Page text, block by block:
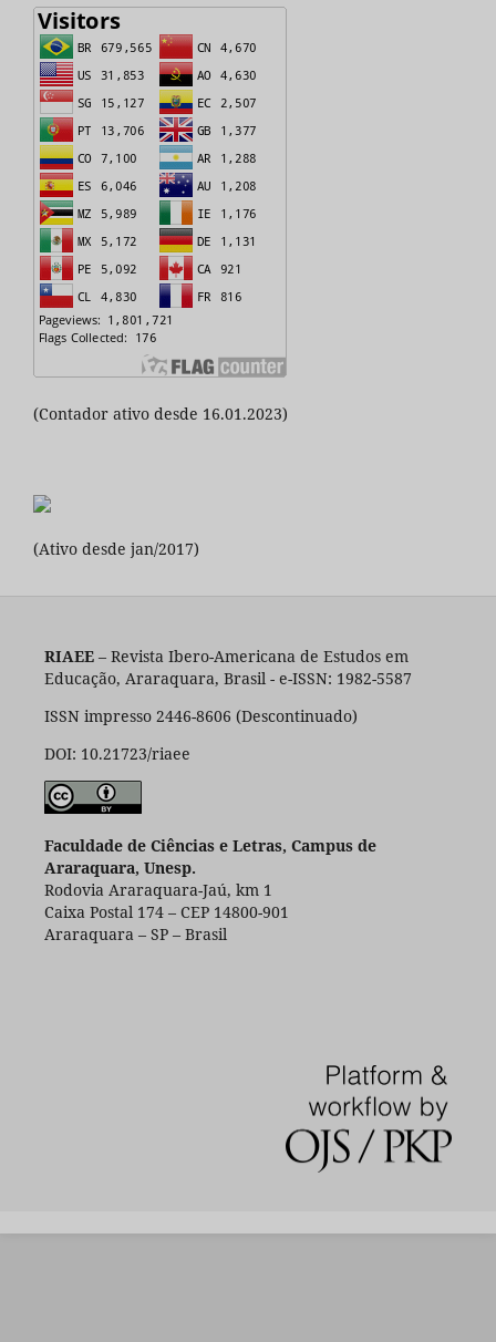
(Contador ativo desde 16.01.2023)
(Ativo desde jan/2017)
RIAEE– Revista Ibero-Americana de Estudos em
Educação, Araraquara, Brasil - e-ISSN: 1982-5587
ISSN impresso 2446-8606 (Descontinuado)
DOI: 10.21723/riaee
Faculdade de Ciências e Letras, Campus de
Araraquara, Unesp.
Rodovia Araraquara-Jaú, km 1
Caixa Postal 174 – CEP 14800-901
Araraquara – SP – Brasil